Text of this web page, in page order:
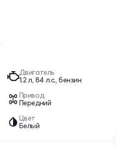
Двигатель
1.2 л, 84 л.с., бензин
Привод
Передний
Цвет
Белый